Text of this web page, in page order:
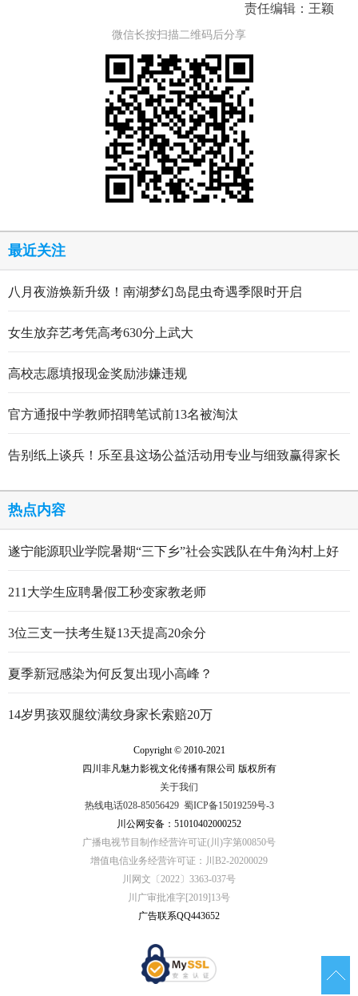
责任编辑：王颖
微信长按扫描二维码后分享
最近关注
八月夜游焕新升级！南湖梦幻岛昆虫奇遇季限时开启
女生放弃艺考凭高考630分上武大
高校志愿填报现金奖励涉嫌违规
官方通报中学教师招聘笔试前13名被淘汰
告别纸上谈兵！乐至县这场公益活动用专业与细致赢得家长
热点内容
遂宁能源职业学院暑期“三下乡”社会实践队在牛角沟村上好
211大学生应聘暑假工秒变家教老师
3位三支一扶考生疑13天提高20余分
夏季新冠感染为何反复出现小高峰？
14岁男孩双腿纹满纹身家长索赔20万
Copyright © 2010-2021
四川非凡魅力影视文化传播有限公司 版权所有
关于我们
热线电话028-85056429 蜀ICP备15019259号-3
川公网安备：51010402000252
广播电视节目制作经营许可证(川)字第00850号
增值电信业务经营许可证：川B2-20200029
川网文〔2022〕3363-037号
川广审批准字[2019]13号
广告联系QQ443652